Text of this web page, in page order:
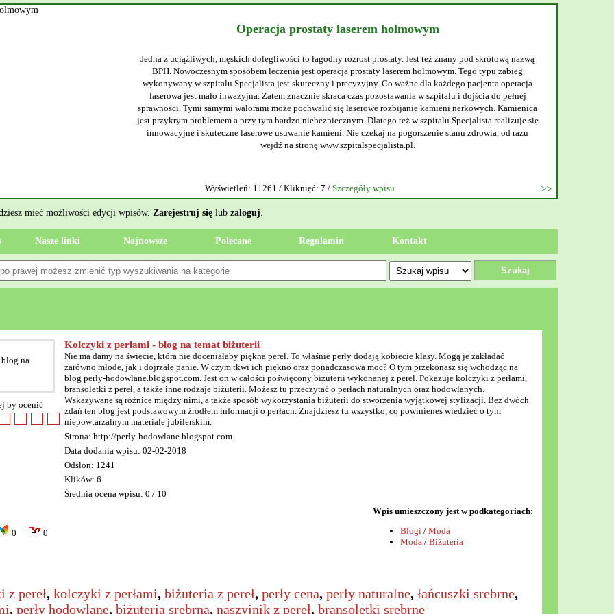
Operacja prostaty laserem holmowym
Jedna z uciążliwych, męskich dolegliwości to łagodny rozrost prostaty. Jest też znany pod skrótową nazwą
BPH. Nowoczesnym sposobem leczenia jest operacja prostaty laserem holmowym. Tego typu zabieg
wykonywany w szpitalu Specjalista jest skuteczny i precyzyjny. Co ważne dla każdego pacjenta operacja
laserowa jest mało inwazyjna. Zatem znacznie skraca czas pozostawania w szpitalu i dojścia do pełnej
sprawności. Tymi samymi walorami może pochwalić się laserowe rozbijanie kamieni nerkowych. Kamienica
jest przykrym problemem a przy tym bardzo niebezpiecznym. Dlatego też w szpitalu Specjalista realizuje się
innowacyjne i skuteczne laserowe usuwanie kamieni. Nie czekaj na pogorszenie stanu zdrowia, od razu
wejdź na stronę www.szpitalspecjalista.pl.
Wyświetleń: 11261 / Kliknięć: 7 / Szczegóły wpisu
mieć możliwości edycji wpisów. Zarejestruj się lub zaloguj.
Nasze linki Najnowsze Polecane Regulamin Kontakt
Szukaj
by ocenić
Kolczyki z perłami - blog na temat biżuterii
Nie ma damy na świecie, która nie doceniałaby piękna pereł. To właśnie perły dodają kobiecie klasy. Mogą je zakładać
zarówno młode, jak i dojrzałe panie. W czym tkwi ich piękno oraz ponadczasowa moc? O tym przekonasz się wchodząc na
blog perly-hodowlane.blogspot.com. Jest on w całości poświęcony biżuterii wykonanej z pereł. Pokazuje kolczyki z perłami,
bransoletki z pereł, a także inne rodzaje biżuterii. Możesz tu przeczytać o perłach naturalnych oraz hodowlanych.
Wskazywane są różnice między nimi, a także sposób wykorzystania biżuterii do stworzenia wyjątkowej stylizacji. Bez dwóch
zdań ten blog jest podstawowym źródłem informacji o perłach. Znajdziesz tu wszystko, co powinieneś wiedzieć o tym
niepowtarzalnym materiale jubilerskim.
Strona: http://perly-hodowlane.blogspot.com
Data dodania wpisu: 02-02-2018
Odsłon: 1241
Klików: 6
Średnia ocena wpisu: 0 / 10
0 0
Wpis umieszczony jest w podkategoriach:
Blogi / Moda
Moda / Biżuteria
z pereł, kolczyki z perłami, biżuteria z pereł, perły cena, perły naturalne, łańcuszki srebrne,
, perły hodowlane, biżuteria srebrna, naszyjnik z pereł, bransoletki srebrne